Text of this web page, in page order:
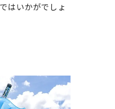
はいかがでしょ